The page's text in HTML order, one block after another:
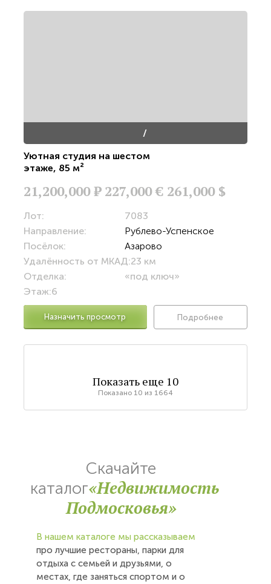
/
Уютная студия на шестом
этаже, 85 м²
21,200,000Р 227,000 € 261,000 $
Лот:
7083
Направление:
Рублево-Успенское
Посёлок:
Азарово
Удалённость от МКАД:23 км
Отделка:
«под ключ»
Этаж:6
Назначить просмотр Подробнее
Показать еще 10
Показано 10 из 1664
Скачайте
каталог«Недвижимость
Подмосковья»
В нашем каталоге мы рассказываем
про лучшие рестораны, парки для
отдыха с семьей и друзьями, о
местах, где заняться спортом и о